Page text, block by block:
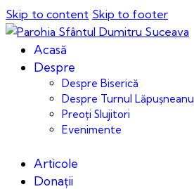
Skip to content Skip to footer
Acasă
Despre
Despre Biserică
Despre Turnul Lăpușneanu
Preoți Slujitori
Evenimente
Articole
Donații